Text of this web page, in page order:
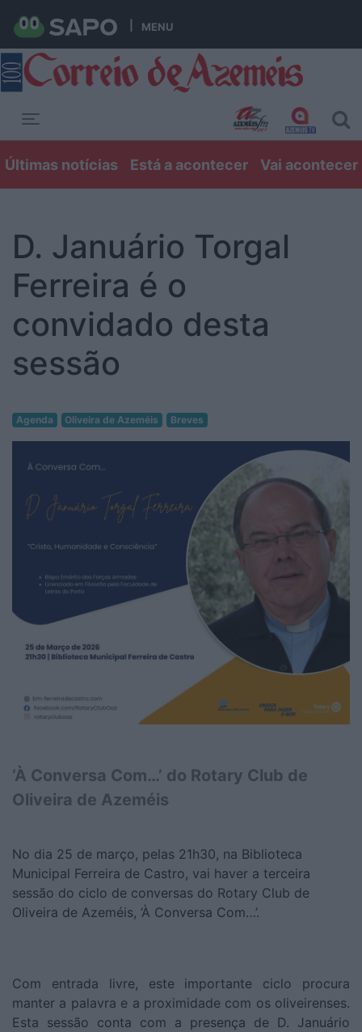
MENU
Últimas notícias Está a acontecer Vai acontecer
D. Januário Torgal
Ferreira é o
convidado desta
sessão
Agenda Oliveira de Azeméis Breves
‘À Conversa Com…’ do Rotary Club de
Oliveira de Azeméis
No dia 25 de março, pelas 21h30, na Biblioteca
Municipal Ferreira de Castro, vai haver a terceira
sessão do ciclo de conversas do Rotary Club de
Oliveira de Azeméis, ‘À Conversa Com…’.
Com entrada livre, este importante ciclo procura
manter a palavra e a proximidade com os oliveirenses.
Esta sessão conta com a presença de D. Januário